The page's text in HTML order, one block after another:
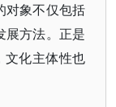
对象不仅包括
展方法。正是
文化主体性也